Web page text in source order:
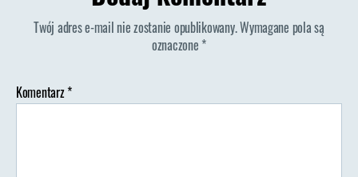
Twój adres e-mail nie zostanie opublikowany.Wymagane pola są
oznaczone *
Komentarz*